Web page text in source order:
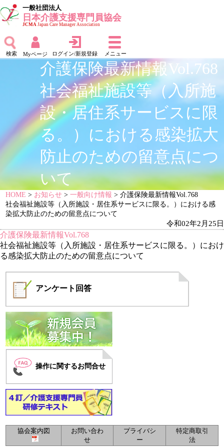
一般社団法人
日本介護支援専門員協会
JCMAJapan Care Manager Association
検索 Myページ ログイン/新規登録 メニュー
介護保険最新情報Vol.768
社会福祉施設等（入所施
設・居住系サービスに限
る。）における感染拡大
防止のための留意点につ
いて
HOME > お知らせ >一般向け情報 > 介護保険最新情報Vol.768
社会福祉施設等（入所施設・居住系サービスに限る。）における感
染拡大防止のための留意点について
令和02年2月25日
介護保険最新情報Vol.768
社会福祉施設等（入所施設・居住系サービスに限る。）におけ
る感染拡大防止のための留意点について
アンケート 回答
操作に関するお問合せ
協会案内図
お問い合わ
せ
プライバシ
ー
特定商取引
法